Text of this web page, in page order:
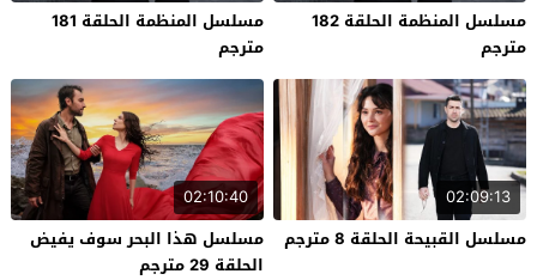
مسلسل المنظمة الحلقة 182
مترجم
مسلسل المنظمة الحلقة 181
مترجم
02:09:13
مسلسل القبيحة الحلقة 8 مترجم
02:10:40
مسلسل هذا البحر سوف يفيض
الحلقة 29 مترجم